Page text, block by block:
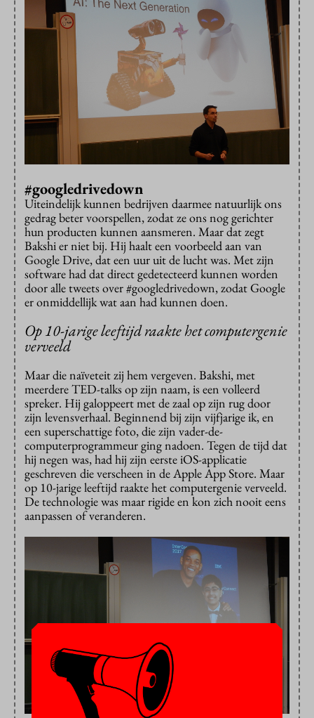
#googledrivedown
Uiteindelijk kunnen bedrijven daarmee natuurlijk ons
gedrag beter voorspellen, zodat ze ons nog gerichter
hun producten kunnen aansmeren. Maar dat zegt
Bakshi er niet bij. Hij haalt een voorbeeld aan van
Google Drive, dat een uur uit de lucht was. Met zijn
software had dat direct gedetecteerd kunnen worden
door alle tweets over #googledrivedown, zodat Google
er onmiddellijk wat aan had kunnen doen.
Op 10-jarige leeftijd raakte het computergenie
verveeld
Maar die naïveteit zij hem vergeven. Bakshi, met
meerdere TED-talks op zijn naam, is een volleerd
spreker. Hij galoppeert met de zaal op zijn rug door
zijn levensverhaal. Beginnend bij zijn vijfjarige ik, en
een superschattige foto, die zijn vader-de-
computerprogrammeur ging nadoen. Tegen de tijd dat
hij negen was, had hij zijn eerste iOS-applicatie
geschreven die verscheen in de Apple App Store. Maar
op 10-jarige leeftijd raakte het computergenie verveeld.
De technologie was maar rigide en kon zich nooit eens
aanpassen of veranderen.